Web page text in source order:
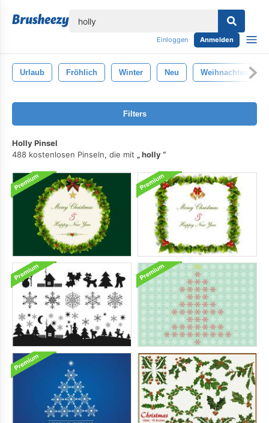
Einloggen Anmelden
Urlaub Fröhlich Winter Neu Weihnachten
Filters
Holly Pinsel
488 kostenlosen Pinseln, die mit
holly